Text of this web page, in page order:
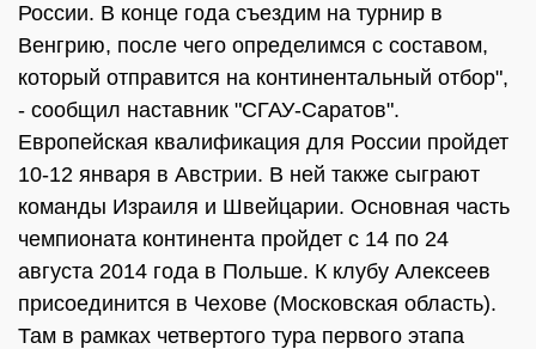
России. В конце года съездим на турнир в
Венгрию, после чего определимся с составом,
который отправится на континентальный отбор",
- сообщил наставник "СГАУ-Саратов".
Европейская квалификация для России пройдет
10-12 января в Австрии. В ней также сыграют
команды Израиля и Швейцарии. Основная часть
чемпионата континента пройдет с 14 по 24
августа 2014 года в Польше. К клубу Алексеев
присоединится в Чехове (Московская область).
Там в рамках четвертого тура первого этапа